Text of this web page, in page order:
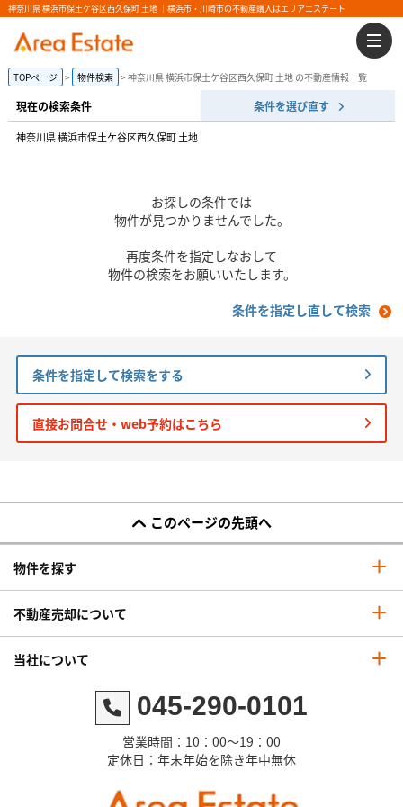
神奈川県 横浜市保土ケ谷区西久保町 土地 ｜横浜市・川崎市の不動産購入はエリアエステート
TOPページ 物件検索 神奈川県 横浜市保土ケ谷区西久保町 土地 の不動産情報一覧
現在の検索条件 条件を選び直す
神奈川県 横浜市保土ケ谷区西久保町 土地
お探しの条件では
物件が見つかりませんでした。
再度条件を指定しなおして
物件の検索をお願いいたします。
条件を指定し直して検索
条件を指定して検索をする
直接お問合せ・web予約はこちら
このページの先頭へ
物件を探す
不動産売却について
当社について
045-290-0101
営業時間：10：00～19：00
定休日：年末年始を除き年中無休